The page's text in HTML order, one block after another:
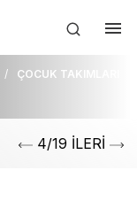
ÇOCUK TAKIMLARI
4/19 İLERİ